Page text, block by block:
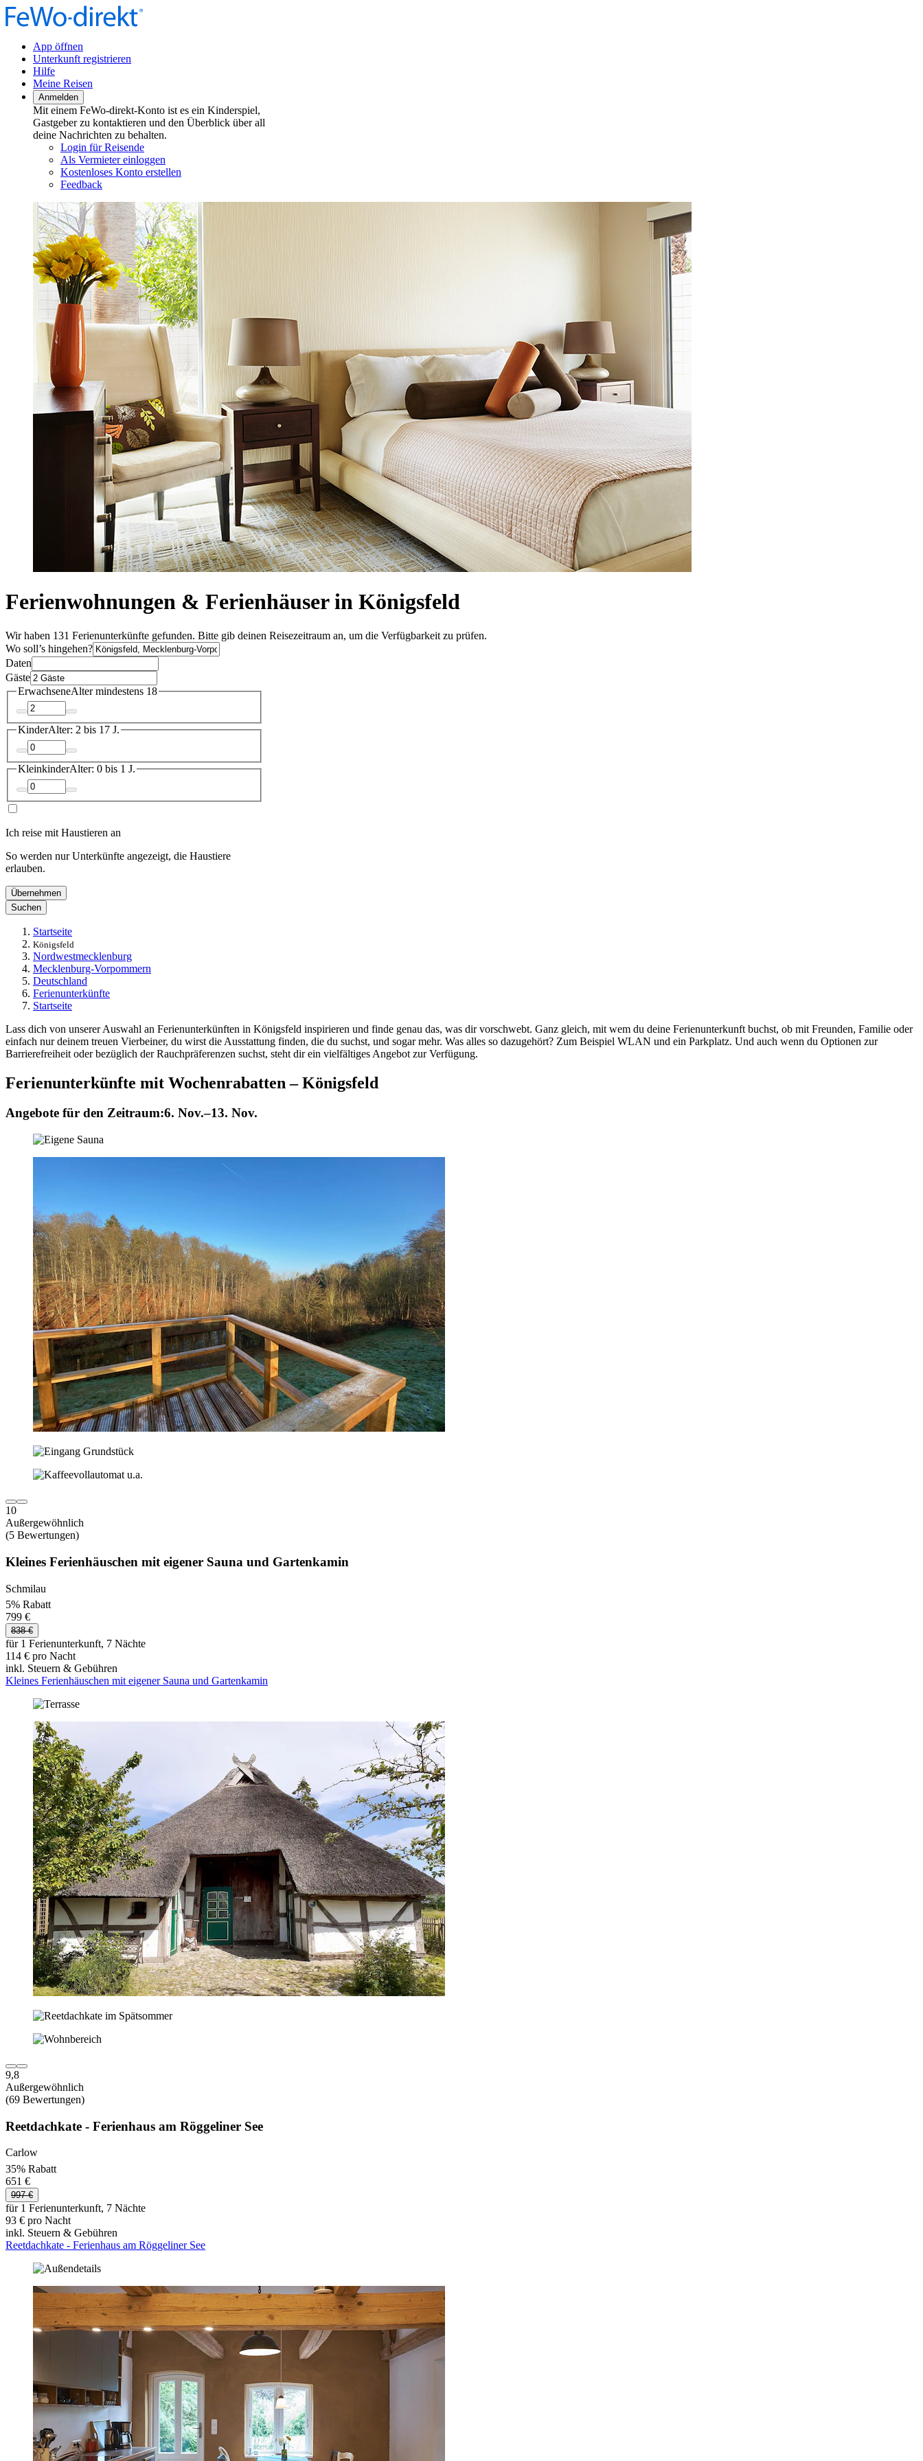
App öffnen
Unterkunft registrieren
Hilfe
Meine Reisen
Anmelden
Mit einem FeWo-direkt-Konto ist es ein Kinderspiel,
Gastgeber zu kontaktieren und den Überblick über all
deine Nachrichten zu behalten.
Login für Reisende
Als Vermieter einloggen
Kostenloses Konto erstellen
Feedback
Ferienwohnungen & Ferienhäuser in Königsfeld
Wir haben 131 Ferienunterkünfte gefunden. Bitte gib deinen Reisezeitraum an, um die Verfügbarkeit zu prüfen.
Wo soll’s hingehen?
Daten
Gäste
ErwachseneAlter mindestens 18
KinderAlter: 2 bis 17 J.
KleinkinderAlter: 0 bis 1 J.
Ich reise mit Haustieren an
So werden nur Unterkünfte angezeigt, die Haustiere
erlauben.
Übernehmen
Suchen
Startseite
Königsfeld
Nordwestmecklenburg
Mecklenburg-Vorpommern
Deutschland
Ferienunterkünfte
Startseite
Lass dich von unserer Auswahl an Ferienunterkünften in Königsfeld inspirieren und finde genau das, was dir vorschwebt. Ganz gleich, mit wem du deine Ferienunterkunft buchst, ob mit Freunden, Familie oder
einfach nur deinem treuen Vierbeiner, du wirst die Ausstattung finden, die du suchst, und sogar mehr. Was alles so dazugehört? Zum Beispiel WLAN und ein Parkplatz. Und auch wenn du Optionen zur
Barrierefreiheit oder bezüglich der Rauchpräferenzen suchst, steht dir ein vielfältiges Angebot zur Verfügung.
Ferienunterkünfte mit Wochenrabatten – Königsfeld
Angebote für den Zeitraum:6. Nov.–13. Nov.
10
Außergewöhnlich
(5 Bewertungen)
Kleines Ferienhäuschen mit eigener Sauna und Gartenkamin
Schmilau
5% Rabatt
799 €
838 €
für 1 Ferienunterkunft, 7 Nächte
114 € pro Nacht
inkl. Steuern & Gebühren
Kleines Ferienhäuschen mit eigener Sauna und Gartenkamin
9,8
Außergewöhnlich
(69 Bewertungen)
Reetdachkate - Ferienhaus am Röggeliner See
Carlow
35% Rabatt
651 €
997 €
für 1 Ferienunterkunft, 7 Nächte
93 € pro Nacht
inkl. Steuern & Gebühren
Reetdachkate - Ferienhaus am Röggeliner See